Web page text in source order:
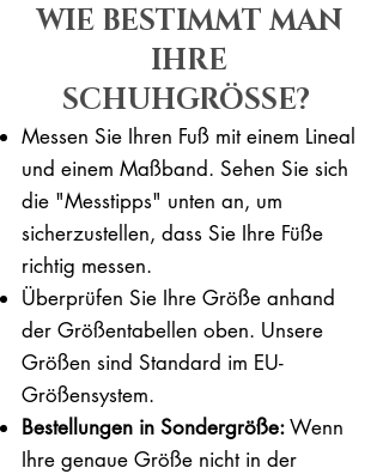
WIE BESTIMMT MAN
IHRE
SCHUHGRÖSSE?
Messen Sie Ihren Fuß mit einem Lineal
und einem Maßband. Sehen Sie sich
die "Messtipps" unten an, um
sicherzustellen, dass Sie Ihre Füße
richtig messen. ​​
Überprüfen Sie Ihre Größe anhand
der Größentabellen oben. Unsere
Größen sind Standard im EU-
Größensystem.
Bestellungen in Sondergröße:Wenn
Ihre genaue Größe nicht in der